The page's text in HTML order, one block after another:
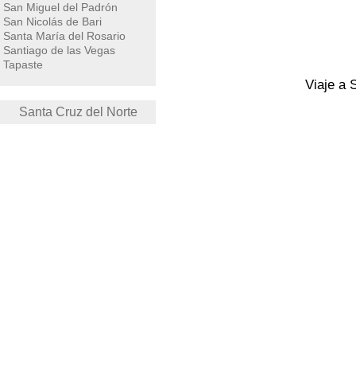
San Miguel del Padrón
San Nicolás de Bari
Santa María del Rosario
Santiago de las Vegas
Tapaste
Santa Cruz del Norte
Viaje a